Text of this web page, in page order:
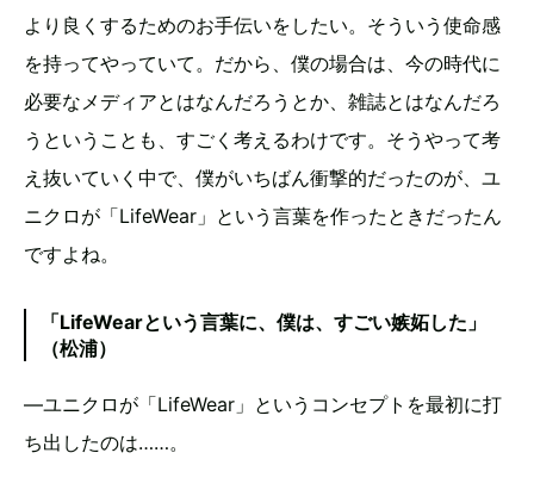
より良くするためのお手伝いをしたい。そういう使命感
を持ってやっていて。だから、僕の場合は、今の時代に
必要なメディアとはなんだろうとか、雑誌とはなんだろ
うということも、すごく考えるわけです。そうやって考
え抜いていく中で、僕がいちばん衝撃的だったのが、ユ
ニクロが「LifeWear」という言葉を作ったときだったん
ですよね。
「LifeWearという言葉に、僕は、すごい嫉妬した」
（松浦）
—ユニクロが「LifeWear」というコンセプトを最初に打
ち出したのは……。